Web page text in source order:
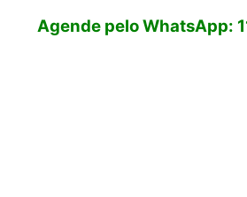
Agende pelo WhatsApp: